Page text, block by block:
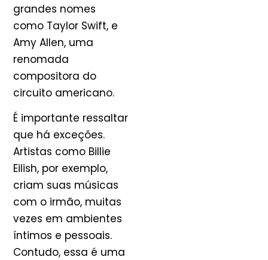
grandes nomes
como Taylor Swift, e
Amy Allen, uma
renomada
compositora do
circuito americano.
É importante ressaltar
que há exceções.
Artistas como Billie
Eilish, por exemplo,
criam suas músicas
com o irmão, muitas
vezes em ambientes
íntimos e pessoais.
Contudo, essa é uma